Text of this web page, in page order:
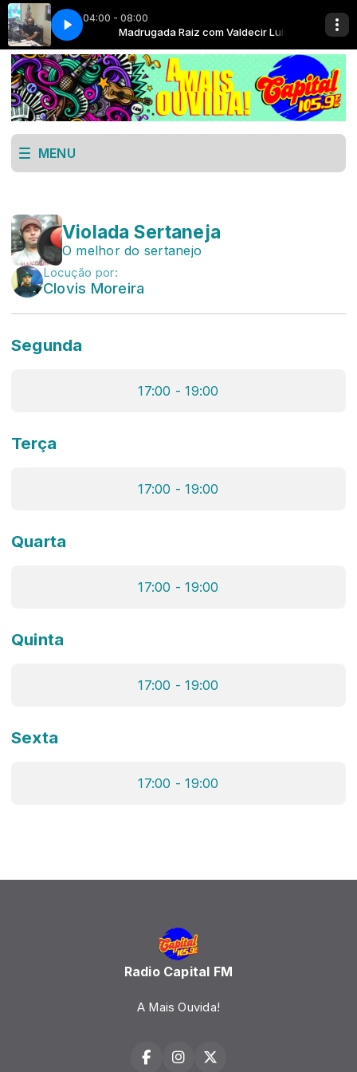
04:00 - 08:00
Valdecir Luis Madrugada Raiz com Valdecir Luis
MENU
Violada Sertaneja
O melhor do sertanejo
Locução por:
Clovis Moreira
Segunda
17:00 - 19:00
Terça
17:00 - 19:00
Quarta
17:00 - 19:00
Quinta
17:00 - 19:00
Sexta
17:00 - 19:00
Radio Capital FM
A Mais Ouvida!